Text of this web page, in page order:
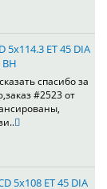
5x114.3 ET 45 DIA
BH
спасибо за
#2523 от
5x108 ET 45 DIA